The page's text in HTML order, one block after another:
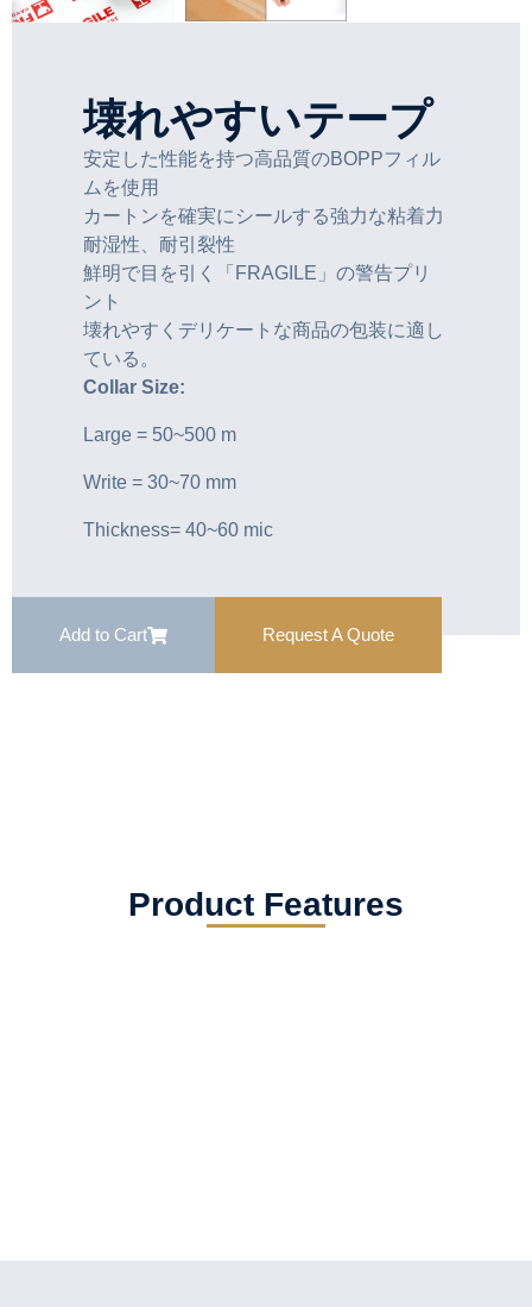
壊れやすいテープ
安定した性能を持つ高品質のBOPPフィル
ムを使用
カートンを確実にシールする強力な粘着力
耐湿性、耐引裂性
鮮明で目を引く「FRAGILE」の警告プリ
ント
壊れやすくデリケートな商品の包装に適し
ている。
Collar Size:
Large = 50~500 m
Write = 30~70 mm
Thickness= 40~60 mic
Add to Cart Request A Quote
Product Features